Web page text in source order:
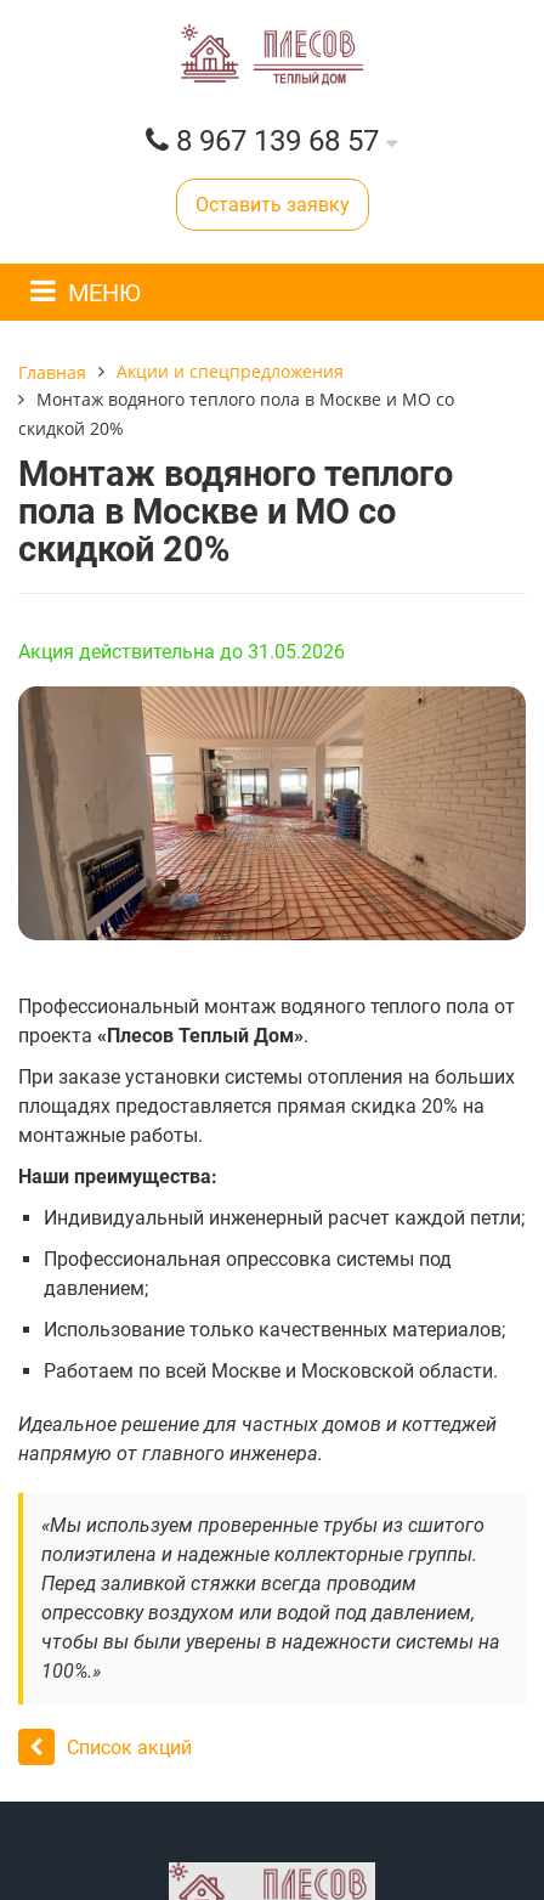
8 967 139 68 57
Оставить заявку
МЕНЮ
Главная
Акции и спецпредложения
​Монтаж водяного теплого пола в Москве и МО со
скидкой 20%
​Монтаж водяного теплого
пола в Москве и МО со
скидкой 20%
Акция действительна до 31.05.2026
Профессиональный монтаж водяного теплого пола от
проекта «Плесов Теплый Дом».
При заказе установки системы отопления на больших
площадях предоставляется прямая скидка 20% на
монтажные работы.
Наши преимущества:
Индивидуальный инженерный расчет каждой петли;
Профессиональная опрессовка системы под
давлением;
Использование только качественных материалов;
Работаем по всей Москве и Московской области.
Идеальное решение для частных домов и коттеджей
напрямую от главного инженера.
«Мы используем проверенные трубы из сшитого
полиэтилена и надежные коллекторные группы.
Перед заливкой стяжки всегда проводим
опрессовку воздухом или водой под давлением,
чтобы вы были уверены в надежности системы на
100%.»
Список акций